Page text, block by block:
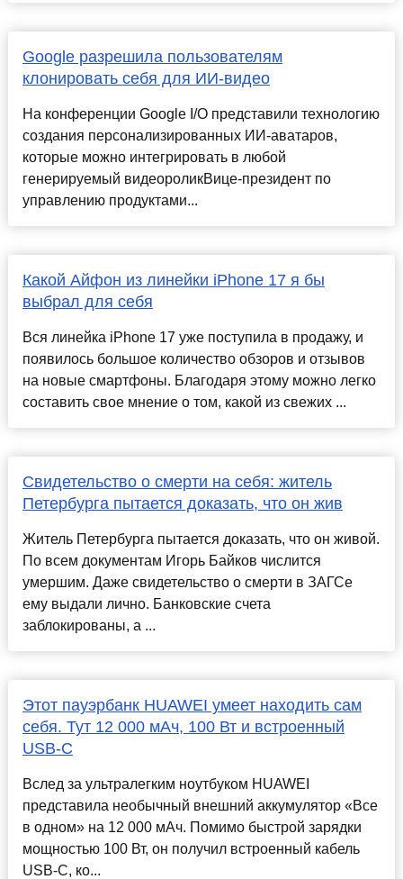
Google разрешила пользователям
клонировать себя для ИИ-видео
На конференции Google I/O представили технологию
создания персонализированных ИИ-аватаров,
которые можно интегрировать в любой
генерируемый видеороликВице-президент по
управлению продуктами...
Какой Айфон из линейки iPhone 17 я бы
выбрал для себя
Вся линейка iPhone 17 уже поступила в продажу, и
появилось большое количество обзоров и отзывов
на новые смартфоны. Благодаря этому можно легко
составить свое мнение о том, какой из свежих ...
Свидетельство о смерти на себя: житель
Петербурга пытается доказать, что он жив
Житель Петербурга пытается доказать, что он живой.
По всем документам Игорь Байков числится
умершим. Даже свидетельство о смерти в ЗАГСе
ему выдали лично. Банковские счета
заблокированы, а ...
Этот пауэрбанк HUAWEI умеет находить сам
себя. Тут 12 000 мАч, 100 Вт и встроенный
USB-C
Вслед за ультралегким ноутбуком HUAWEI
представила необычный внешний аккумулятор «Все
в одном» на 12 000 мАч. Помимо быстрой зарядки
мощностью 100 Вт, он получил встроенный кабель
USB-C, ко...